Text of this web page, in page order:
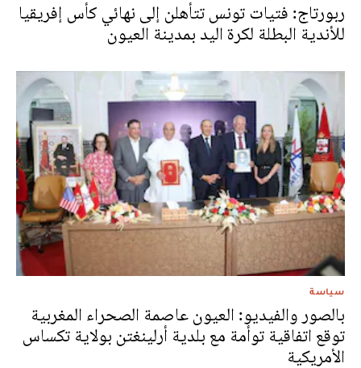
ربورتاج: فتيات تونس تتأهلن إلى نهائي كأس إفريقيا
للأندية البطلة لكرة اليد بمدينة العيون‎
سياسة
بالصور والفيديو: العيون عاصمة الصحراء المغربية
توقع اتفاقية توأمة مع بلدية أرلينغتن بولاية تكساس
الأمريكية‎